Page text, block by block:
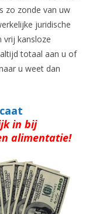
zo zonde van uw
juridische
vrij kansloze
totaal aan u of
u weet dan
in bij
alimentatie!